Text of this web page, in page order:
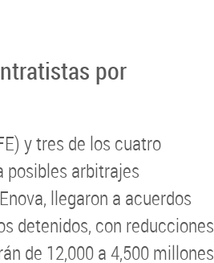
por
y tres de los cuatro
posibles arbitrajes
llegaron a acuerdos
detenidos, con reducciones
de 12,000 a 4,500 millones